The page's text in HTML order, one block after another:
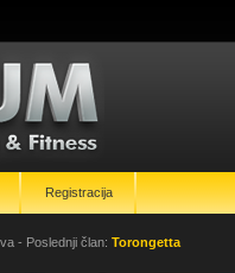
Registracija
- Poslednji član: Torongetta